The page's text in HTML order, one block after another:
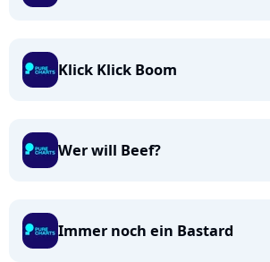
Klick Klick Boom
Wer will Beef?
Immer noch ein Bastard